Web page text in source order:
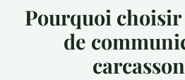
Pourquoi choisir
de